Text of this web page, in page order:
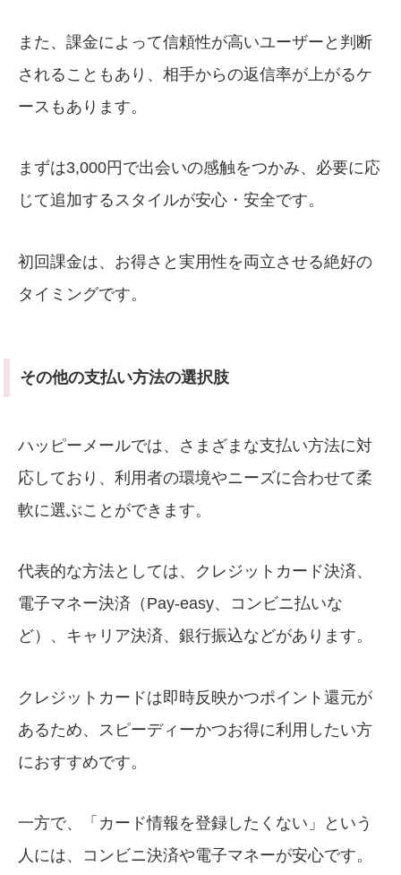
また、課金によって信頼性が高いユーザーと判断
されることもあり、相手からの返信率が上がるケ
ースもあります。
まずは3,000円で出会いの感触をつかみ、必要に応
じて追加するスタイルが安心・安全です。
初回課金は、お得さと実用性を両立させる絶好の
タイミングです。
その他の支払い方法の選択肢
ハッピーメールでは、さまざまな支払い方法に対
応しており、利用者の環境やニーズに合わせて柔
軟に選ぶことができます。
代表的な方法としては、クレジットカード決済、
電子マネー決済（Pay-easy、コンビニ払いな
ど）、キャリア決済、銀行振込などがあります。
クレジットカードは即時反映かつポイント還元が
あるため、スピーディーかつお得に利用したい方
におすすめです。
一方で、「カード情報を登録したくない」という
人には、コンビニ決済や電子マネーが安心です。